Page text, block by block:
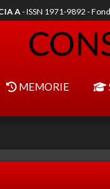
A- ISSN 1971-9892 -
MEMORIE